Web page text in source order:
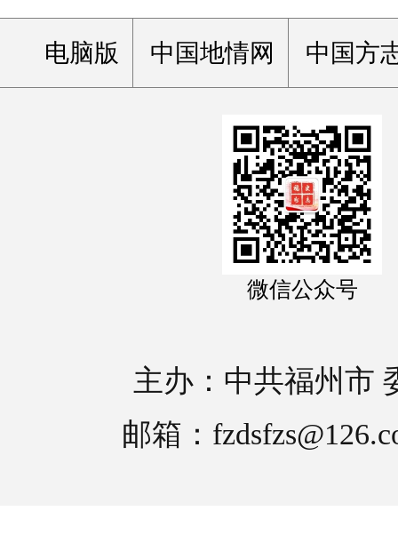
电脑版 中国地情网 中国方
微信公众号
主办：中共福州市
邮箱：